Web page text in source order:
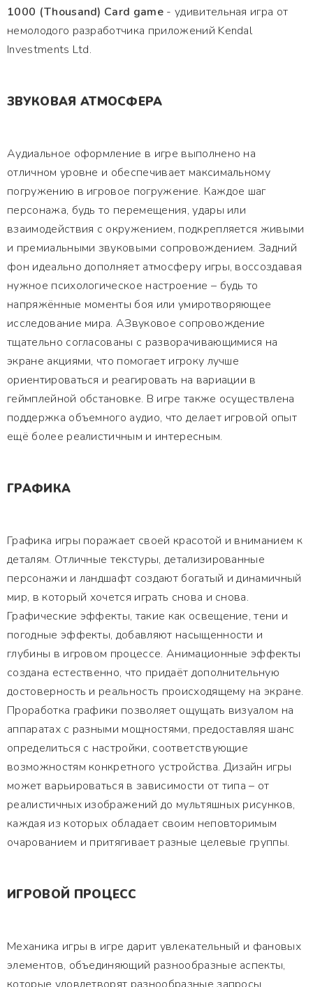
1000 (Thousand) Card game - удивительная игра от
немолодого разработчика приложений Kendal
Investments Ltd.
ЗВУКОВАЯ АТМОСФЕРА
Аудиальное оформление в игре выполнено на
отличном уровне и обеспечивает максимальному
погружению в игровое погружение. Каждое шаг
персонажа, будь то перемещения, удары или
взаимодействия с окружением, подкрепляется живыми
и премиальными звуковыми сопровождением. Задний
фон идеально дополняет атмосферу игры, воссоздавая
нужное психологическое настроение – будь то
напряжённые моменты боя или умиротворяющее
исследование мира. АЗвуковое сопровождение
тщательно согласованы с разворачивающимися на
экране акциями, что помогает игроку лучше
ориентироваться и реагировать на вариации в
геймплейной обстановке. В игре также осуществлена
поддержка объемного аудио, что делает игровой опыт
ещё более реалистичным и интересным.
ГРАФИКА
Графика игры поражает своей красотой и вниманием к
деталям. Отличные текстуры, детализированные
персонажи и ландшафт создают богатый и динамичный
мир, в который хочется играть снова и снова.
Графические эффекты, такие как освещение, тени и
погодные эффекты, добавляют насыщенности и
глубины в игровом процессе. Анимационные эффекты
создана естественно, что придаёт дополнительную
достоверность и реальность происходящему на экране.
Проработка графики позволяет ощущать визуалом на
аппаратах с разными мощностями, предоставляя шанс
определиться с настройки, соответствующие
возможностям конкретного устройства. Дизайн игры
может варьироваться в зависимости от типа – от
реалистичных изображений до мультяшных рисунков,
каждая из которых обладает своим неповторимым
очарованием и притягивает разные целевые группы.
ИГРОВОЙ ПРОЦЕСС
Механика игры в игре дарит увлекательный и фановых
элементов, объединяющий разнообразные аспекты,